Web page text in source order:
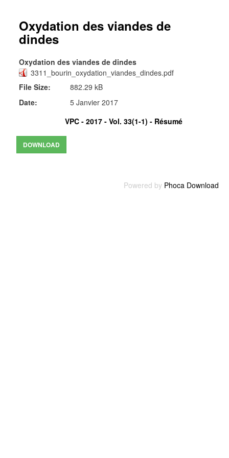
Oxydation des viandes de
dindes
Oxydation des viandes de dindes
3311_bourin_oxydation_viandes_dindes.pdf
File Size:
882.29 kB
Date:
5 Janvier 2017
VPC - 2017 - Vol. 33(1-1) - Résumé
Powered by Phoca Download